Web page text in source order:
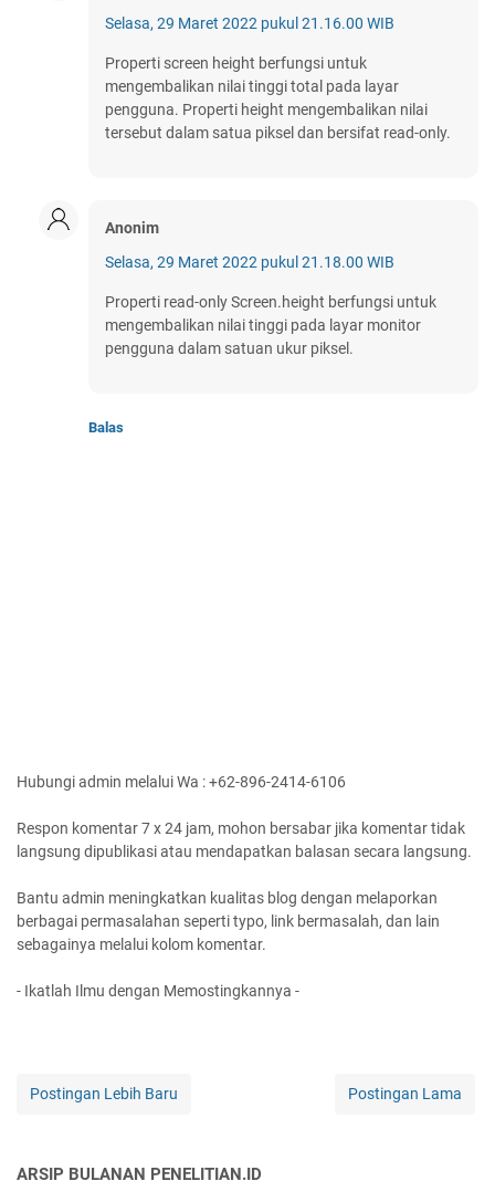
Selasa, 29 Maret 2022 pukul 21.16.00 WIB
Properti screen height berfungsi untuk
mengembalikan nilai tinggi total pada layar
pengguna. Properti height mengembalikan nilai
tersebut dalam satua piksel dan bersifat read-only.
Anonim
Selasa, 29 Maret 2022 pukul 21.18.00 WIB
Properti read-only Screen.height berfungsi untuk
mengembalikan nilai tinggi pada layar monitor
pengguna dalam satuan ukur piksel.
Balas
Hubungi admin melalui Wa : +62-896-2414-6106
Respon komentar 7 x 24 jam, mohon bersabar jika komentar tidak
langsung dipublikasi atau mendapatkan balasan secara langsung.
Bantu admin meningkatkan kualitas blog dengan melaporkan
berbagai permasalahan seperti typo, link bermasalah, dan lain
sebagainya melalui kolom komentar.
- Ikatlah Ilmu dengan Memostingkannya -
Postingan Lebih Baru Postingan Lama
ARSIP BULANAN PENELITIAN.ID